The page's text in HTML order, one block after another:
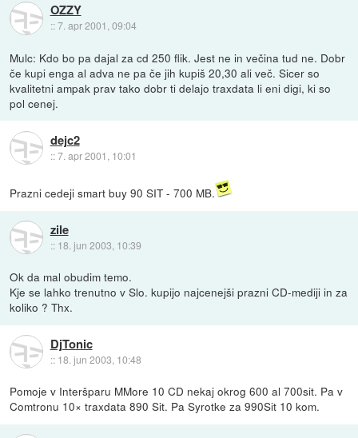
OZZY
::7. apr 2001, 09:04
Mulc: Kdo bo pa dajal za cd 250 flik. Jest ne in večina tud ne. Dobr
če kupi enga al adva ne pa če jih kupiš 20,30 ali več. Sicer so
kvalitetni ampak prav tako dobr ti delajo traxdata li eni digi, ki so
pol cenej.
dejc2
::7. apr 2001, 10:01
Prazni cedeji smart buy 90 SIT - 700 MB.
zile
:: 18. jun 2003, 10:39
Ok da mal obudim temo.
Kje se lahko trenutno v Slo. kupijo najcenejši prazni CD-mediji in za
koliko ? Thx.
DjTonic
:: 18. jun 2003, 10:48
Pomoje v Interšparu MMore 10 CD nekaj okrog 600 al 700sit. Pa v
Comtronu 10× traxdata 890 Sit. Pa Syrotke za 990Sit 10 kom.